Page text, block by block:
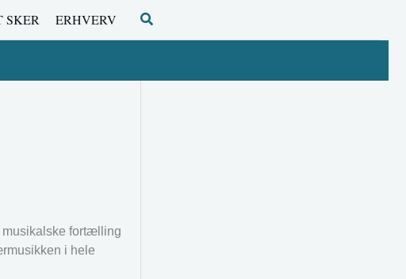
SKER ERHVERV Søg
musikalske fortælling
i hele